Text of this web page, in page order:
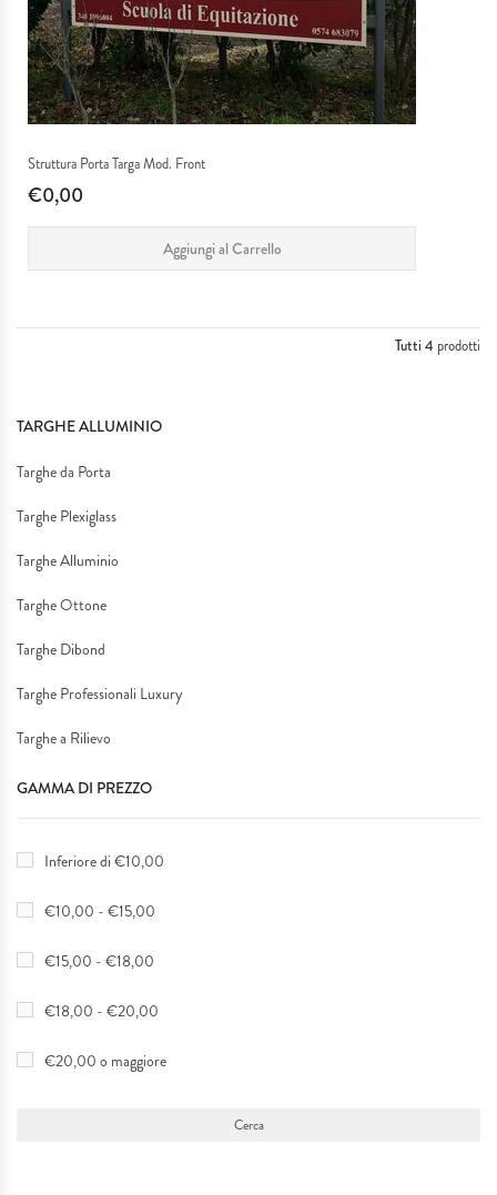
Struttura Porta Targa Mod. Front
€0,00
Aggiungi al Carrello
Tutti 4 prodotti
TARGHE ALLUMINIO
Targhe da Porta
Targhe Plexiglass
Targhe Alluminio
Targhe Ottone
Targhe Dibond
Targhe Professionali Luxury
Targhe a Rilievo
GAMMA DI PREZZO
Inferiore di €10,00
€10,00 - €15,00
€15,00 - €18,00
€18,00 - €20,00
€20,00 o maggiore